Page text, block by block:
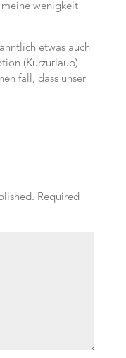
wenigkeit
etwas auch
(Kurzurlaub)
fall, dass unser
Required